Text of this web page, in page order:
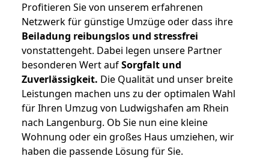
Profitieren Sie von unserem erfahrenen
Netzwerk für günstige Umzüge oder dass ihre
Beiladung reibungslos und stressfrei
vonstattengeht. Dabei legen unsere Partner
besonderen Wert aufSorgfalt und
Zuverlässigkeit. Die Qualität und unser breite
Leistungen machen uns zu der optimalen Wahl
für Ihren Umzug von Ludwigshafen am Rhein
nach Langenburg. Ob Sie nun eine kleine
Wohnung oder ein großes Haus umziehen, wir
haben die passende Lösung für Sie.